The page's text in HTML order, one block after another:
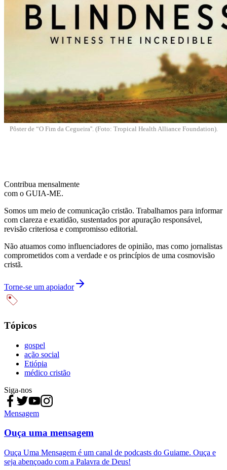
Pôster de “O Fim da Cegueira''. (Foto: Tropical Health Alliance Foundation).
Contribua mensalmente
com o GUIA-ME.
Somos um meio de comunicação cristão. Trabalhamos para informar
com clareza e exatidão, sustentados por apuração responsável,
revisão criteriosa e compromisso editorial.
Não atuamos como influenciadores de opinião, mas como jornalistas
comprometidos com a verdade e os princípios de uma cosmovisão
cristã.
Torne-se um apoiador
Tópicos
gospel
ação social
Etiópia
médico cristão
Siga-nos
Mensagem
Ouça uma mensagem
Ouça Uma Mensagem é um canal de podcasts do Guiame. Ouça e
seja abençoado com a Palavra de Deus!